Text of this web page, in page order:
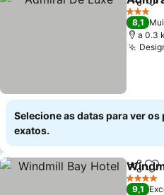
3 Estrelas
8,1
a 0.3
Selecione as datas para ver os
exatos.
4 Estrelas
9,1